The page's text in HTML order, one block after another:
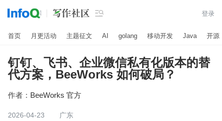
 登录
首页 月更活动 主题征文 AI golang 移动开发 Java 开源
钉钉、飞书、企业微信私有化版本的替
代方案，BeeWorks 如何破局？
作者： BeeWorks 官方
2026-04-23
广东